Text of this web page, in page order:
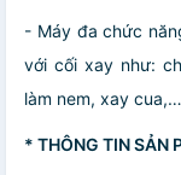
- Máy đa chức
với cối xay như:
làm nem, xay cua,…
* THÔNG TIN SẢN